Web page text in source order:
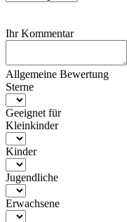
Ihr Kommentar
Allgemeine Bewertung
Sterne
Geeignet für
Kleinkinder
Kinder
Jugendliche
Erwachsene